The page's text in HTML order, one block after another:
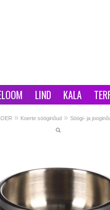
LIND KALA
» Koerte sööginõud » Söögi- ja